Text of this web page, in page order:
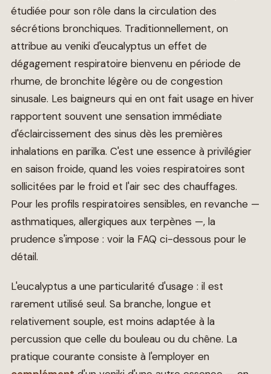
étudiée pour son rôle dans la circulation des
sécrétions bronchiques. Traditionnellement, on
attribue au veniki d'eucalyptus un effet de
dégagement respiratoire bienvenu en période de
rhume, de bronchite légère ou de congestion
sinusale. Les baigneurs qui en ont fait usage en hiver
rapportent souvent une sensation immédiate
d'éclaircissement des sinus dès les premières
inhalations en parilka. C'est une essence à privilégier
en saison froide, quand les voies respiratoires sont
sollicitées par le froid et l'air sec des chauffages.
Pour les profils respiratoires sensibles, en revanche —
asthmatiques, allergiques aux terpènes —, la
prudence s'impose : voir la FAQ ci-dessous pour le
détail.
L'eucalyptus a une particularité d'usage : il est
rarement utilisé seul. Sa branche, longue et
relativement souple, est moins adaptée à la
percussion que celle du bouleau ou du chêne. La
pratique courante consiste à l'employer en